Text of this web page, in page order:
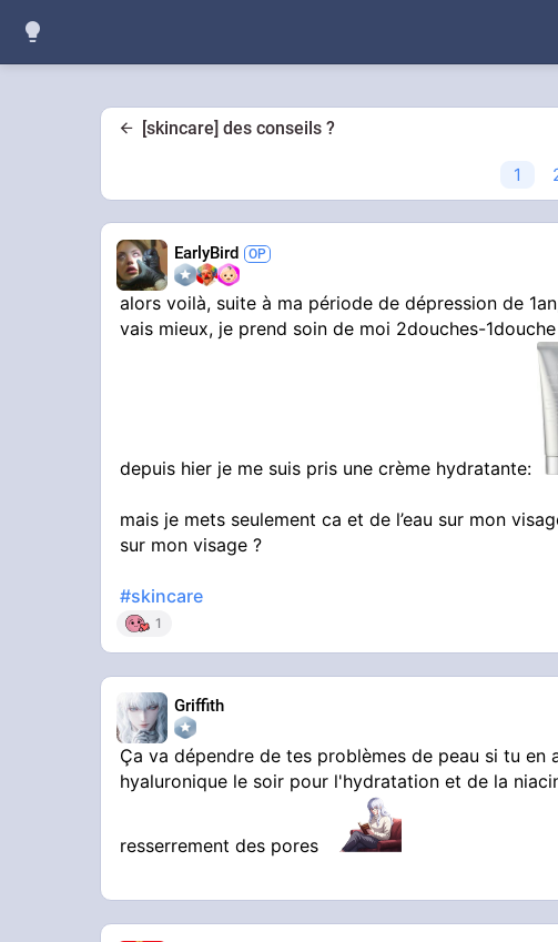
[skincare] des conseils ?
1
EarlyBird
alors voilà, suite à ma période de dépression de
vais mieux, je prend soin de moi 2douches-
depuis hier je me suis pris une crème hydratante:
mais je mets seulement ca et de l’eau sur mon
sur mon visage ?
#skincare
1
Griffith
Ça va dépendre de tes problèmes de peau si tu
hyaluronique le soir pour l'hydratation et de la
resserrement des pores